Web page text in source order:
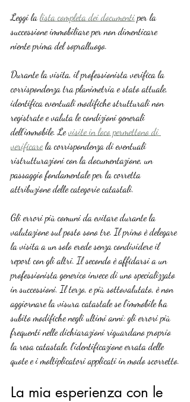
Leggi la lista completa dei documenti per la
successione immobiliare per non dimenticare
niente prima del sopralluogo.
Durante la visita, il professionista verifica la
corrispondenza tra planimetria e stato attuale,
identifica eventuali modifiche strutturali non
registrate e valuta le condizioni generali
dell’immobile. Le visite in loco permettono di
verificare la corrispondenza di eventuali
ristrutturazioni con la documentazione, un
passaggio fondamentale per la corretta
attribuzione delle categorie catastali.
Gli errori più comuni da evitare durante la
valutazione sul posto sono tre. Il primo è delegare
la visita a un solo erede senza condividere il
report con gli altri. Il secondo è affidarsi a un
professionista generico invece di uno specializzato
in successioni. Il terzo, e più sottovalutato, è non
aggiornare la visura catastale se l’immobile ha
subito modifiche negli ultimi anni: gli errori più
frequenti nelle dichiarazioni riguardano proprio
la resa catastale, l’identificazione errata delle
quote e i moltiplicatori applicati in modo scorretto.
La mia esperienza con le